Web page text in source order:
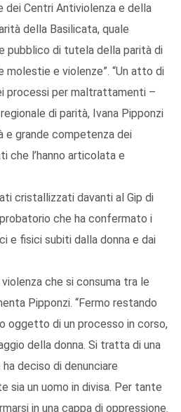
Centri Antiviolenza e della
della Basilicata, quale
pubblico di tutela della parità di
e violenze”. “Un atto di
processi per maltrattamenti –
di parità, Ivana Pipponzi
e grande competenza dei
che l’hanno articolata e
cristallizzati davanti al Gip di
che ha confermato i
e fisici subiti dalla donna e dai
violenza che si consuma tra le
Pipponzi. “Fermo restando
oggetto di un processo in corso,
della donna. Si tratta di una
deciso di denunciare
sia un uomo in divisa. Per tante
in una cappa di oppressione.